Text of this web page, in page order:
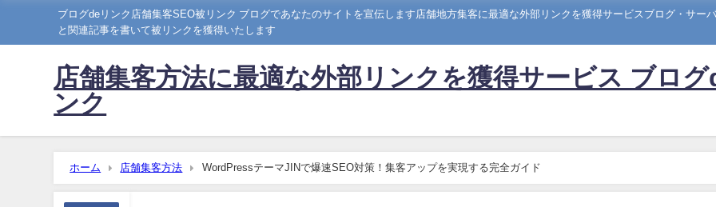
ブログdeリンク店舗集客SEO被リンク ブログであなたのサイトを宣伝します店舗地方集客に最適な外部リンクを獲得サービスブログ・サー
と関連記事を書いて被リンクを獲得いたします
店舗集客方法に最適な外部リンクを獲得サービス ブロ
ンク
ホーム 店舗集客方法 WordPressテーマJINで爆速SEO対策！集客アップを実現する完全ガイド